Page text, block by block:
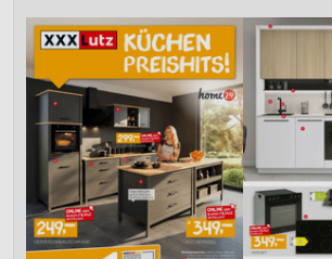
Performance
Funktional
Werbung